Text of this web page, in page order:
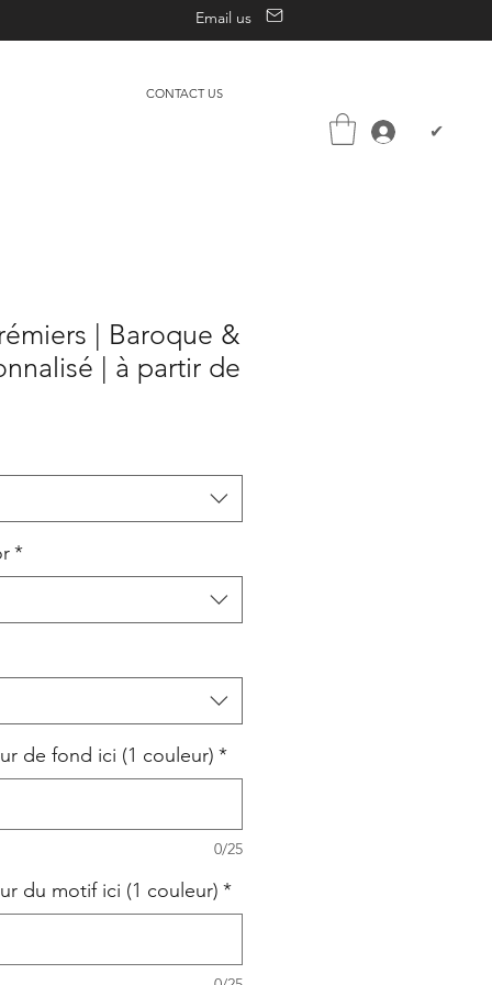
Email us
CONTACT US
✔
| Baroque &
| à partir de
*
de fond ici (1 couleur) *
0/25
du motif ici (1 couleur) *